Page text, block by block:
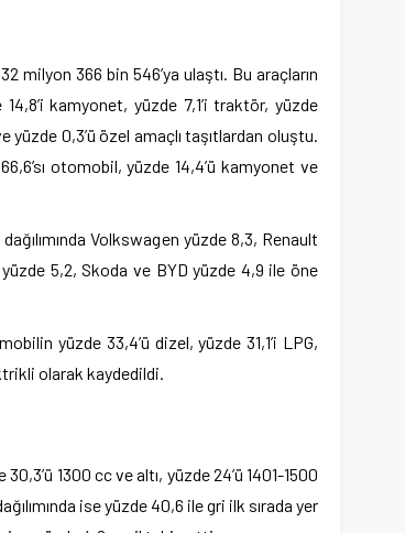
milyon 366 bin 546’ya ulaştı. Bu araçların
kamyonet, yüzde 7,1’i traktör, yüzde
yüzde 0,3’ü özel amaçlı taşıtlardan oluştu.
otomobil, yüzde 14,4’ü kamyonet ve
Volkswagen yüzde 8,3, Renault
5,2, Skoda ve BYD yüzde 4,9 ile öne
yüzde 33,4’ü dizel, yüzde 31,1’i LPG,
olarak kaydedildi.
1300 cc ve altı, yüzde 24’ü 1401-1500
ise yüzde 40,6 ile gri ilk sırada yer